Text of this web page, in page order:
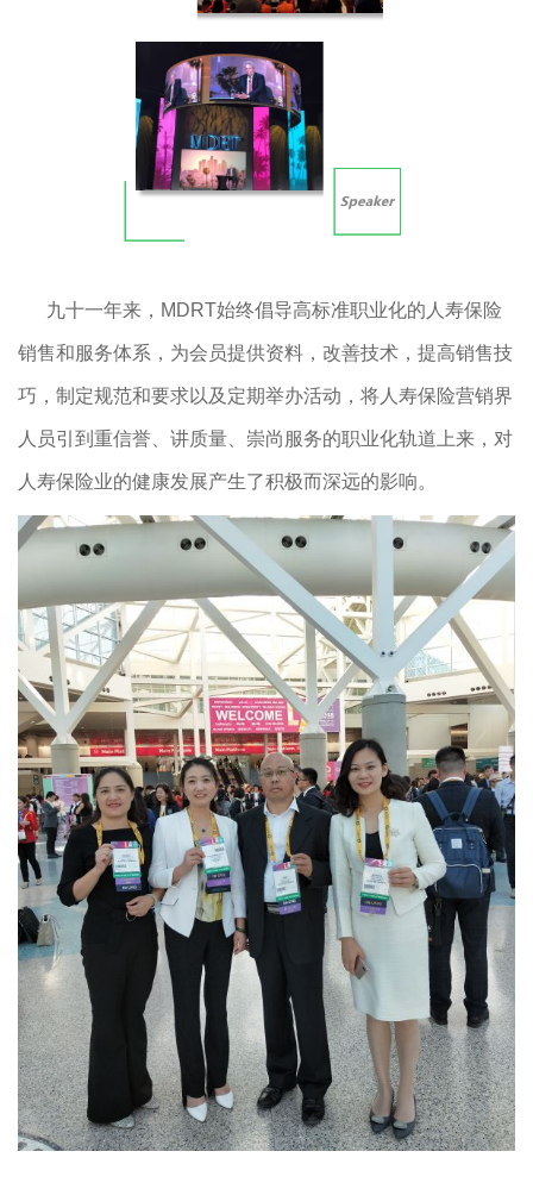
九十一年来，MDRT始终倡导高标准职业化的人寿保险
销售和服务体系，为会员提供资料，改善技术，提高销售技
巧，制定规范和要求以及定期举办活动，将人寿保险营销界
人员引到重信誉、讲质量、崇尚服务的职业化轨道上来，对
人寿保险业的健康发展产生了积极而深远的影响。